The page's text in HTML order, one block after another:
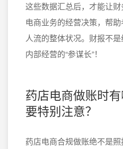
这些数据汇总后，才能让
电商业务的经营决策，帮助
人流的整体状况。财报不
内部经营的“参谋长”！
药店电商做账时
要特别注意？
药店电商合规做账绝不是